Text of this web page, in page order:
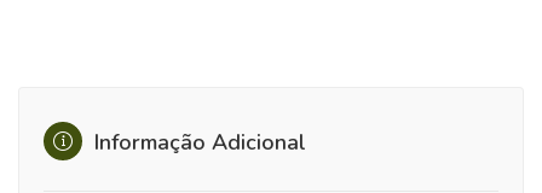
Informação Adicional